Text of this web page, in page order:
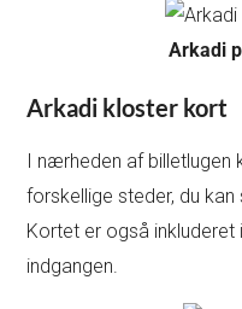
Arkadi
Arkadi kloster kort
I nærheden af
forskellige steder, du
Kortet er også inkluderet
indgangen.